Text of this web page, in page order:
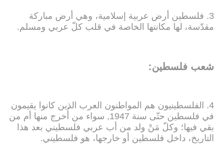
3. فلسطين أرض عربية إسلامية، وهي أرض مباركة
مقدّسة، لها مكانتها الخاصة في قلب كلّ عربي ومسلم.
شعب فلسطين:
4. الفلسطينيون هم المواطنون العرب الذين كانوا يقيمون
في فلسطين حتّى سنة 1947, سواء من أُخرج منها أم من
بقي فيها؛ وكلّ مَنْ ولد من أب عربي فلسطيني بعد هذا
التاريخ، داخل فلسطين أو خارجها، هو فلسطيني.